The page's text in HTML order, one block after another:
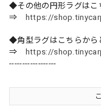
◆その他の円形ラグはこ
⇒
https://
◆角型ラグはこちらから
⇒
https://
------------------